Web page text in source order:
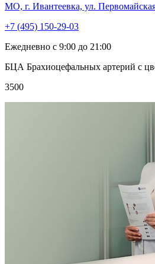
МО, г. Ивантеевка, ул.
+7 (495) 150-29-03
Ежедневно с 9:00 до 21:00
БЦА Брахиоцефальных артерий с
3500